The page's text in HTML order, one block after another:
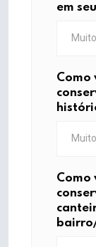
em
Como
Como